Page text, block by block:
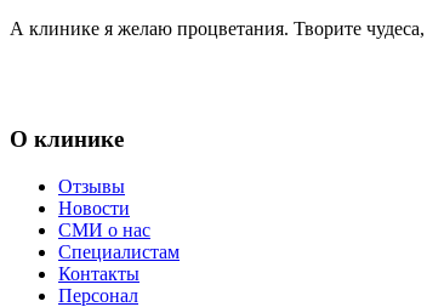
А клинике я желаю процветания. Творите
О клинике
Отзывы
Новости
СМИ о нас
Специалистам
Контакты
Персонал